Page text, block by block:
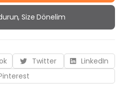
Size Dönelim
Twitter
LinkedIn